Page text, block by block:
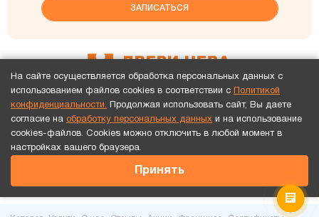
58 магазинов в РФ
Перейти в контакты
ул. Псковская д.29 \ ул. Ломоносова, д.20 к.1
8-816-255-83-43
На сайте осуществляется обработка персональных данных с
использованием файлов cookies в соответствии с
Политикой
конфиденциальности. Продолжая использовать сайт, Вы даете
согласие на обработку персональных данных и на использование
cookies-файлов. Cookies можно отключить в любой момент в
настройках вашего браузера.
Принять